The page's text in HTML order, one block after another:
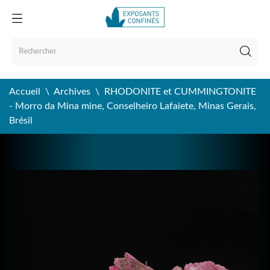
Accueil Archives
RHODONITE et CUMMINGTONITE
- Morro da Mina mine, Conselheiro Lafaiete, Minas Gerais,
Brésil